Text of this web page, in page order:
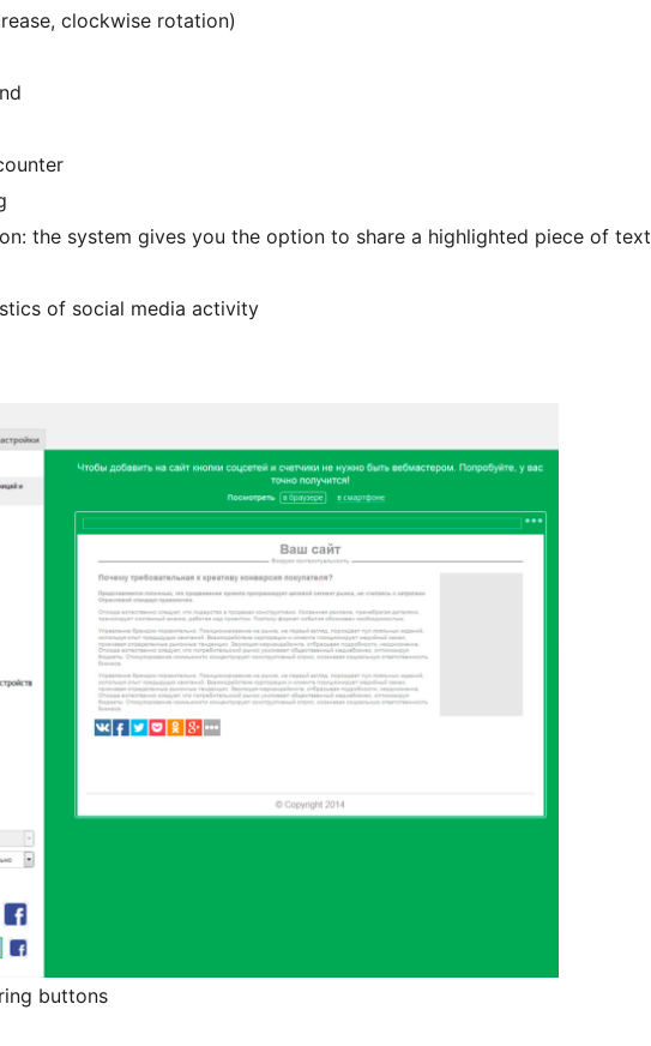
clockwise rotation)
the system gives you the option to share a highlighted piece of text
of social media activity
buttons